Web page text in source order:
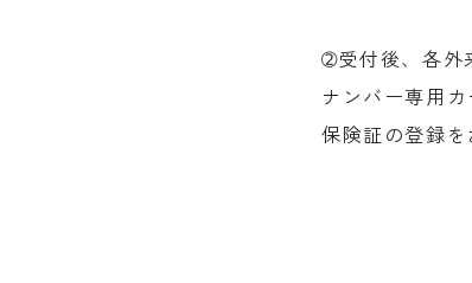
➁受付後、各外
ナンバー専用
保険証の登録を